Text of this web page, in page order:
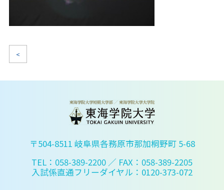
<
〒504-8511 岐阜県各務原市那加桐野町 5-68
TEL：058-389-2200 ／ FAX：058-389-2205
入試係直通フリーダイヤル：0120-373-072